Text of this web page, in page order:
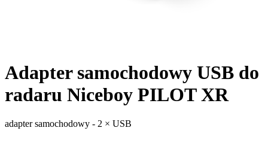
Adapter samochodowy USB do
radaru Niceboy PILOT XR
adapter samochodowy - 2 × USB